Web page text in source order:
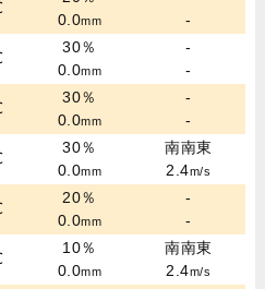
0.0mm
-
30％
0.0mm
-
-
30％
0.0mm
-
-
30％
0.0mm
南南東
2.4m/s
20％
0.0mm
-
-
10％
0.0mm
南南東
2.4m/s